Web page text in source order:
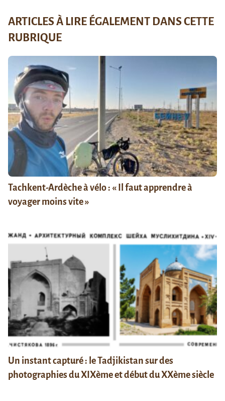
ARTICLES À LIRE ÉGALEMENT DANS CETTE
RUBRIQUE
Tachkent-Ardèche à vélo : « Il faut apprendre à
voyager moins vite »
Un instant capturé : le Tadjikistan sur des
photographies du XIXème et début du XXème siècle